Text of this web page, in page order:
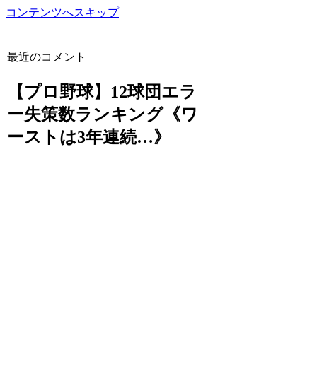
コンテンツへスキップ
最近のコメント
【プロ野球】12球団エラ
ー失策数ランキング《ワ
ーストは3年連続…》